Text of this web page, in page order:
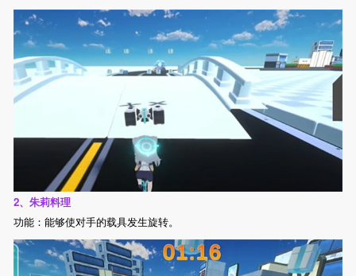
2、朱莉料理
功能：能够使对手的载具发生旋转。